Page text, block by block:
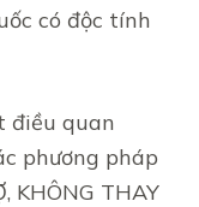
có độc tính
điều quan
phương pháp
KHÔNG THAY